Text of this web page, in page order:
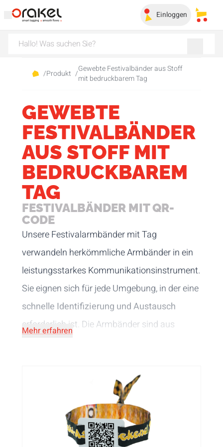
Einloggen
/Produkt /Gewebte Festivalbänder aus Stoff
mit bedruckbarem Tag
GEWEBTE
FESTIVALBÄNDER
AUS STOFF MIT
BEDRUCKBAREM
TAG
FESTIVALBÄNDER MIT QR-
CODE
Unsere Festivalarmbänder mit Tag
verwandeln herkömmliche Armbänder in ein
leistungsstarkes Kommunikationsinstrument.
Sie eignen sich für jede Umgebung, in der eine
schnelle Identifizierung und Austausch
erforderlich ist. Die Armbänder sind aus
misst 35 x 25 mm und istmit einem QR-Code
versehen. Besucher scannen
ihr Armband, um Zugang zu erhalten, vor Ort
zu bezahlen und vieles mehr... Die
Mehr erfahren